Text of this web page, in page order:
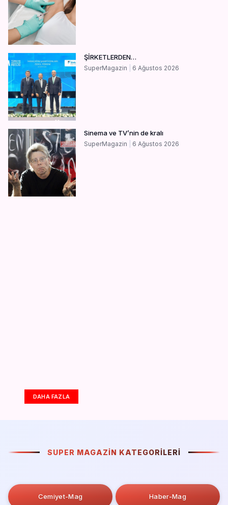
ŞİRKETLERDEN…
SuperMagazin 6 Ağustos 2026
Sinema ve TV’nin de kralı
SuperMagazin 6 Ağustos 2026
DAHA FAZLA
SUPER MAGAZIN KATEGORILERI
Cemiyet-Mag Haber-Mag